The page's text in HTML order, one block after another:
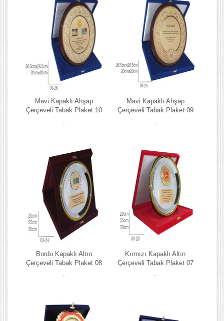
Mavi Kapaklı Ahşap
Çerçeveli Tabak Plaket 10
-
Mavi Kapaklı Ahşap
Çerçeveli Tabak Plaket 09
-
Bordo Kapaklı Altın
Çerçeveli Tabak Plaket 08
-
Kırmızı Kapaklı Altın
Çerçeveli Tabak Plaket 07
-